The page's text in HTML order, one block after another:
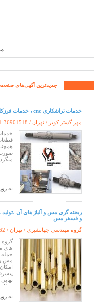
جدیدترین آگهی‌های صنعت
خدمات تراشکاری cnc ، خدمات فرزکاری cnc ( سری تراشی )
مهر گستر کویر / تهران / 36901518
به
ریخته گری مس و آلیاژ های آن
و فسفر مس
گروه مهندسی جهانشیری / تهران /
گروه
های
جمله
مس و
ایم
به